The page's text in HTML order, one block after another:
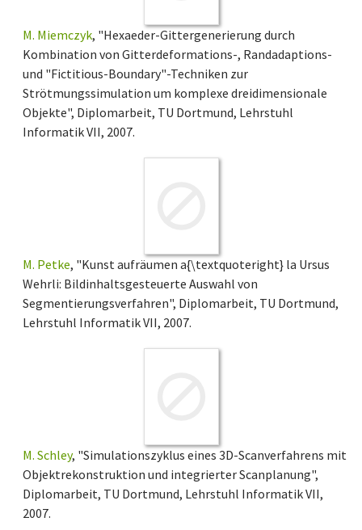
M. Miemczyk, "Hexaeder-Gittergenerierung durch
Kombination von Gitterdeformations-, Randadaptions-
und "Fictitious-Boundary"-Techniken zur
Strötmungssimulation um komplexe dreidimensionale
Objekte", Diplomarbeit, TU Dortmund, Lehrstuhl
Informatik VII, 2007.
M. Petke, "Kunst aufräumen a{\textquoteright} la Ursus
Wehrli: Bildinhaltsgesteuerte Auswahl von
Segmentierungsverfahren", Diplomarbeit, TU Dortmund,
Lehrstuhl Informatik VII, 2007.
M. Schley, "Simulationszyklus eines 3D-Scanverfahrens mit
Objektrekonstruktion und integrierter Scanplanung",
Diplomarbeit, TU Dortmund, Lehrstuhl Informatik VII,
2007.